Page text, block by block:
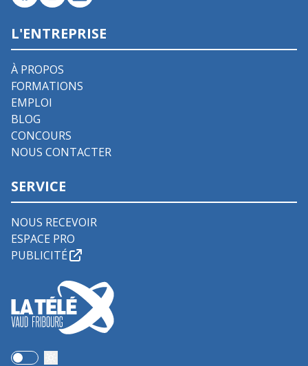
L'ENTREPRISE
À PROPOS
FORMATIONS
EMPLOI
BLOG
CONCOURS
NOUS CONTACTER
SERVICE
NOUS RECEVOIR
ESPACE PRO
PUBLICITÉ
Use setting